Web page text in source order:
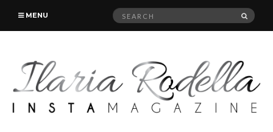
MENU
Search